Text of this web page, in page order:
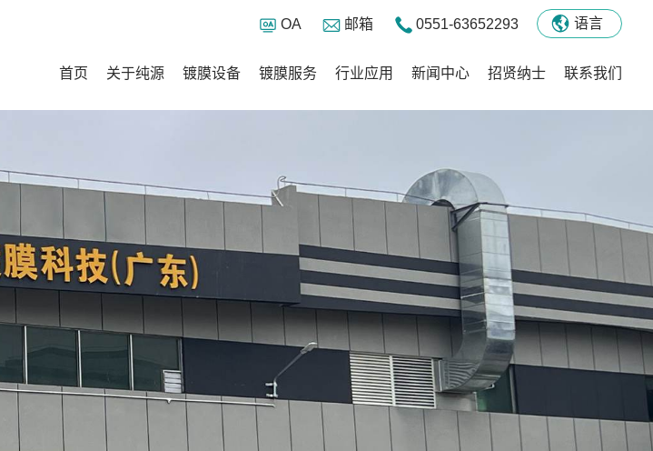
语言
OA 邮箱 0551-63652293
首页 关于纯源 镀膜设备 镀膜服务 行业应用 新闻中心 招贤纳士 联系我们